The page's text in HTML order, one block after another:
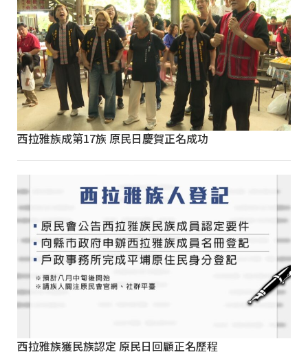
西拉雅族成第17族 原民日慶賀正名成功
西拉雅族獲民族認定 原民日回顧正名歷程